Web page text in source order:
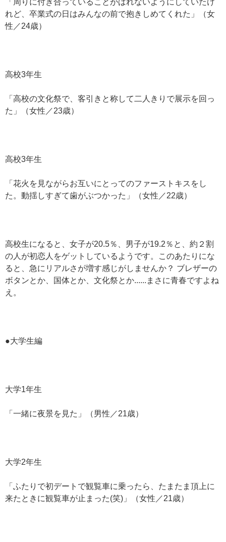
「周りに付き合っていることがばれないようにしていたけ
れど、卒業式の日はみんなの前で抱きしめてくれた」（女
性／24歳）
高校3年生
「高校の文化祭で、客引きと称して二人きりで展示を回っ
た」（女性／23歳）
高校3年生
「花火を見ながらお互いにとってのファーストキスをし
た。動揺しすぎて歯がぶつかった」（女性／22歳）
高校生になると、女子が20.5％、男子が19.2％と、約２割
の人が初恋人をゲットしているようです。このあたりにな
ると、急にリアルさが増す感じがしませんか？ ブレザーの
ボタンとか、国体とか、文化祭とか......まさに青春ですよね
え。
●大学生編
大学1年生
「一緒に夜景を見た」（男性／21歳）
大学2年生
「ふたりで初デートで観覧車に乗ったら、たまたま頂上に
来たときに観覧車が止まった(笑)」（女性／21歳）